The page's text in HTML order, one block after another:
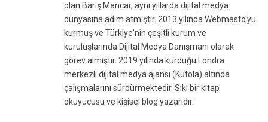
olan Barış Mancar, aynı yıllarda dijital medya
dünyasına adım atmıştır. 2013 yılında Webmasto'yu
kurmuş ve Türkiye'nin çeşitli kurum ve
kuruluşlarında Dijital Medya Danışmanı olarak
görev almıştır. 2019 yılında kurduğu Londra
merkezli dijital medya ajansı (Kutola) altında
çalışmalarını sürdürmektedir. Sıkı bir kitap
okuyucusu ve kişisel blog yazarıdır.